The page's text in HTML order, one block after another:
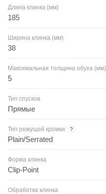
Длина клинка (мм)
185
Ширина клинка (мм)
38
Максимальная толщина обуха (мм)
5
Тип спусков
Прямые
Тип режущей кромки ?
Plain/Serrated
Форма клинка
Clip-Point
Обработка клинка